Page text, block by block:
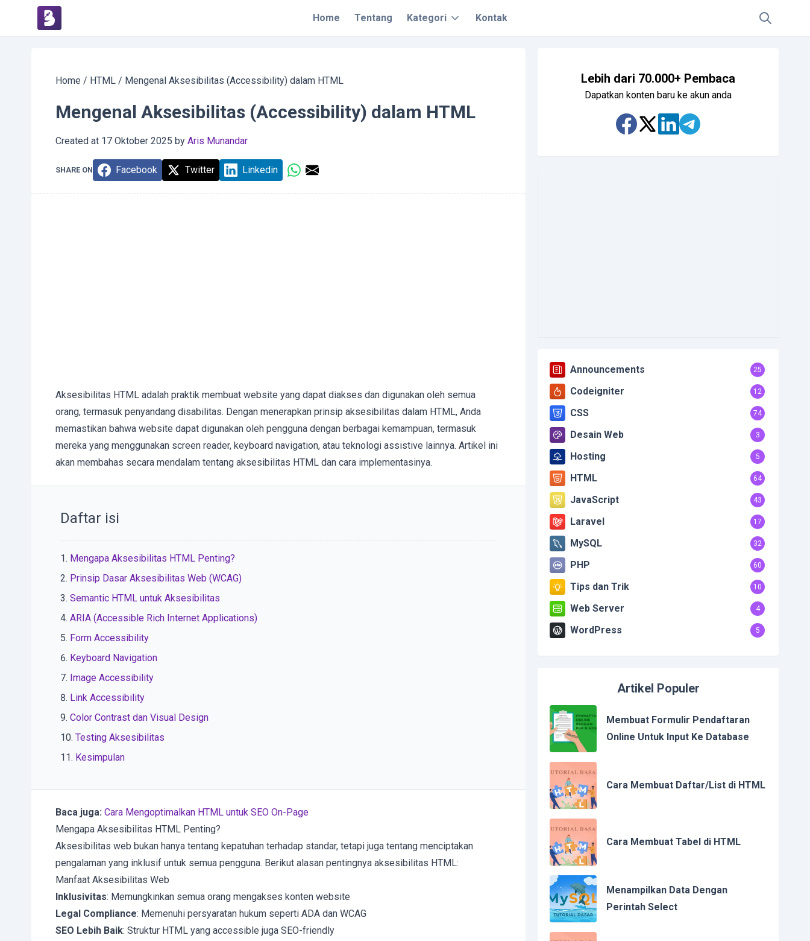
Home Tentang Kategori Kontak
Home / HTML / Mengenal Aksesibilitas (Accessibility) dalam HTML
Mengenal Aksesibilitas (Accessibility) dalam HTML
Created at 17 Oktober 2025 by Aris Munandar
SHARE ON Facebook Twitter Linkedin
Aksesibilitas HTML adalah praktik membuat website yang dapat diakses dan digunakan oleh semua
orang, termasuk penyandang disabilitas. Dengan menerapkan prinsip aksesibilitas dalam HTML, Anda
memastikan bahwa website dapat digunakan oleh pengguna dengan berbagai kemampuan, termasuk
mereka yang menggunakan screen reader, keyboard navigation, atau teknologi assistive lainnya. Artikel ini
akan membahas secara mendalam tentang aksesibilitas HTML dan cara implementasinya.
Daftar isi
Mengapa Aksesibilitas HTML Penting?
Prinsip Dasar Aksesibilitas Web (WCAG)
Semantic HTML untuk Aksesibilitas
ARIA (Accessible Rich Internet Applications)
Form Accessibility
Keyboard Navigation
Image Accessibility
Link Accessibility
Color Contrast dan Visual Design
Testing Aksesibilitas
Kesimpulan
Baca juga: Cara Mengoptimalkan HTML untuk SEO On-Page
Mengapa Aksesibilitas HTML Penting?
Aksesibilitas web bukan hanya tentang kepatuhan terhadap standar, tetapi juga tentang menciptakan
pengalaman yang inklusif untuk semua pengguna. Berikut alasan pentingnya aksesibilitas HTML:
Manfaat Aksesibilitas Web
Inklusivitas: Memungkinkan semua orang mengakses konten website
Legal Compliance: Memenuhi persyaratan hukum seperti ADA dan WCAG
SEO Lebih Baik: Struktur HTML yang accessible juga SEO-friendly
Lebih dari 70.000+ Pembaca
Dapatkan konten baru ke akun anda
Announcements 25
Codeigniter 12
CSS 74
Desain Web 3
Hosting 5
HTML 64
JavaScript 43
Laravel 17
MySQL 32
PHP 60
Tips dan Trik 10
Web Server 4
WordPress 5
Artikel Populer
Membuat Formulir Pendaftaran
Online Untuk Input Ke Database
Cara Membuat Daftar/List di HTML
Cara Membuat Tabel di HTML
Menampilkan Data Dengan
Perintah Select